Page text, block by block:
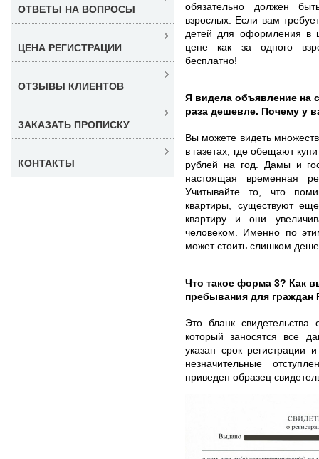
обязательно должен
взрослых. Если вам
детей для оформления в
цене как за одного
бесплатно!
Я видела объявление на
раза дешевле. Почему у
Вы можете видеть
в газетах, где обещают
рублей на год. Дамы и
настоящая временная
Учитывайте то, что
квартиры, существуют
квартиру и они
человеком. Именно по
может стоить слишком
Что такое форма 3? Как
пребывания для граждан
Это бланк
который заносятся все
указан срок
незначительные
приведен образец
ОТВЕТЫ НА ВОПРОСЫ
ЦЕНА РЕГИСТРАЦИИ
ОТЗЫВЫ КЛИЕНТОВ
ЗАКАЗАТЬ ПРОПИСКУ
КОНТАКТЫ